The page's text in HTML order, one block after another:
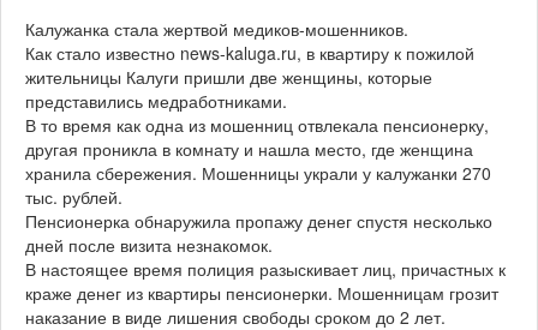
Калужанка стала жертвой медиков-мошенников.
Как стало известно news-kaluga.ru, в квартиру к пожилой
жительницы Калуги пришли две женщины, которые
представились медработниками.
В то время как одна из мошенниц отвлекала пенсионерку,
другая проникла в комнату и нашла место, где женщина
хранила сбережения. Мошенницы украли у калужанки 270
тыс. рублей.
Пенсионерка обнаружила пропажу денег спустя несколько
дней после визита незнакомок.
В настоящее время полиция разыскивает лиц, причастных к
краже денег из квартиры пенсионерки. Мошенницам грозит
наказание в виде лишения свободы сроком до 2 лет.